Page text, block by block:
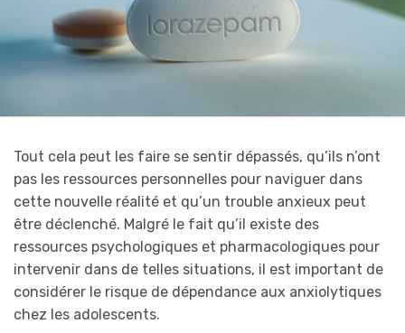
Tout cela peut les faire se sentir dépassés, qu’ils n’ont
pas les ressources personnelles pour naviguer dans
cette nouvelle réalité et qu’un trouble anxieux peut
être déclenché. Malgré le fait qu’il existe des
ressources psychologiques et pharmacologiques pour
intervenir dans de telles situations, il est important de
considérer le risque de dépendance aux anxiolytiques
chez les adolescents.